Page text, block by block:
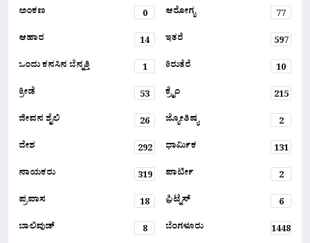
ಅಂಕಣ
0 ಆರೋಗ್ಯ
77
ಆಹಾರ
14 ಇತರೆ
597
ಒಂದು ಕನಸಿನ ಬೆನ್ನತ್ತಿ
1 ಕಿರುತೆರೆ
10
ಕ್ರೀಡೆ
53 ಕ್ರೈಂ
215
ಜೀವನ ಶೈಲಿ
26 ಜ್ಯೋತಿಷ್ಯ
2
ದೇಶ
292 ಧಾರ್ಮಿಕ
131
ನಾಯಕರು
319 ಪಾರ್ಟೀ
2
ಪ್ರವಾಸ
18 ಫ಼ಿಟ್ನೆಸ್
6
ಬಾಲಿವುಡ್
8 ಬೆಂಗಳೂರು
1448